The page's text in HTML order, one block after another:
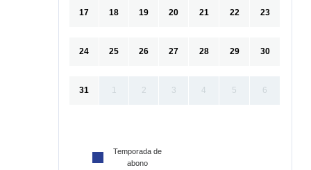
17 18 19 20 21 22 23
24 25 26 27 28 29 30
31 1 2 3 4 5 6
Temporada de
abono